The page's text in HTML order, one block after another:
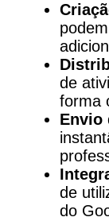
de
forma
Envio
de
do